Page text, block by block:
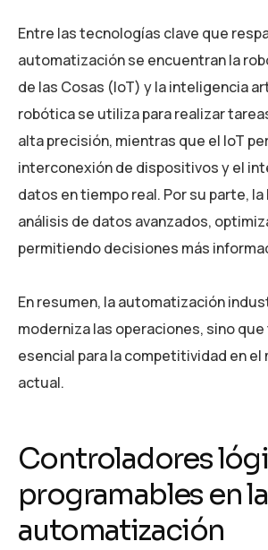
Entre las tecnologías clave que
automatización se encuentran la
de las Cosas (IoT) y la inteligencia
robótica se utiliza para realizar
alta precisión, mientras que el IoT
interconexión de dispositivos y el
datos en tiempo real. Por su parte, la
análisis de datos avanzados,
permitiendo decisiones más
En resumen, la automatización
moderniza las operaciones, sino
esencial para la competitividad en el
actual.
Controladores
programables en la
automatización